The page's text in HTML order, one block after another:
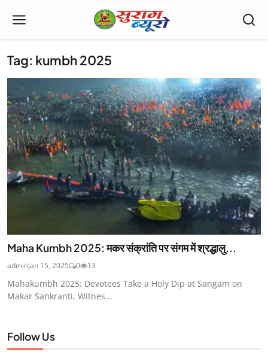
Tag: kumbh 2025
Maha Kumbh 2025: मकर संक्रांति पर संगम में श्रद्धालु...
adminJan 15, 2025 0 13
Mahakumbh 2025: Devotees Take a Holy Dip at Sangam on
Makar Sankranti, Witnes...
Follow Us